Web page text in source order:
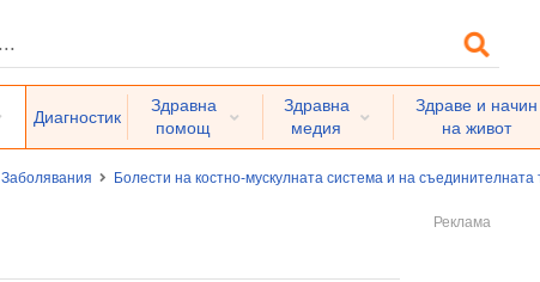
Диагностик
Здравна
помощ
Здравна
медия
Здраве и начин
на живот
Заболявания Болести на костно-мускулната система и на съединителната